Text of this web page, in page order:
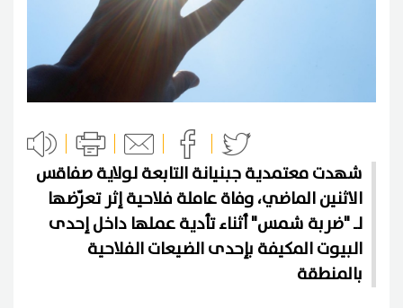
شهدت معتمدية جبنيانة التابعة لولاية صفاقس
الاثنين الماضي، وفاة عاملة فلاحية إثر تعرّضها
لـ "ضربة شمس" أثناء تأدية عملها داخل إحدى
البيوت المكيفة بإحدى الضيعات الفلاحية
بالمنطقة